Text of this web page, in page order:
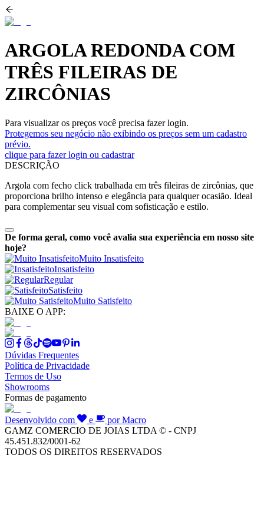
ARGOLA REDONDA COM
TRÊS FILEIRAS DE
ZIRCÔNIAS
Para visualizar os preços você precisa fazer login.
Protegemos seu negócio não exibindo os preços sem um cadastro
prévio.
clique para fazer login ou cadastrar
DESCRIÇÃO
Argola com fecho click trabalhada em três fileiras de zircônias, que
proporciona brilho intenso e elegância para qualquer ocasião. Ideal
para complementar seu visual com sofisticação e estilo.
De forma geral, como você avalia sua experiência em nosso site
hoje?
Muito Insatisfeito
Insatisfeito
Regular
Satisfeito
Muito Satisfeito
BAIXE O APP:
Dúvidas Frequentes
Política de Privacidade
Termos de Uso
Showrooms
Formas de pagamento
Desenvolvido com e
por Macro
GAMZ COMERCIO DE JOIAS LTDA © - CNPJ
45.451.832/0001-62
TODOS OS DIREITOS RESERVADOS